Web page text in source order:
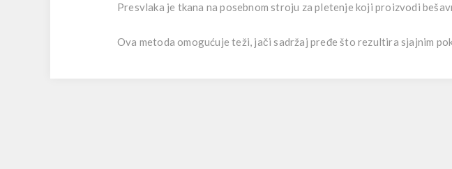
Presvlaka je tkana na posebnom stroju za pletenje koji proizvodi
Ova metoda omogućuje teži, jači sadržaj pređe što rezultira sjajnim